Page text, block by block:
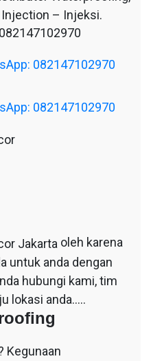
Injection – Injeksi.
082147102970
082147102970
oleh karena
untuk anda dengan
hubungi kami, tim
lokasi anda…..
Kegunaan